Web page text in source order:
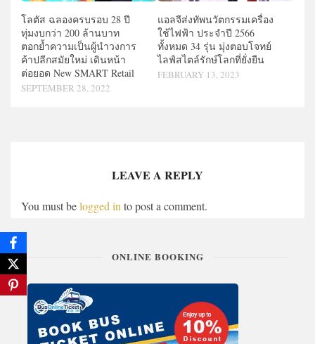
โลตัส ฉลองครบรอบ 28 ปี
ทุ่มงบกว่า 200 ล้านบาท
ตอกย้ำความเป็นผู้นำวงการ
ค้าปลีกสมัยใหม่ เดินหน้า
ต่อยอด New SMART Retail
SEPTEMBER 28, 2022
แอลจีส่งทัพนวัตกรรมเครื่อง
ใช้ไฟฟ้า ประจำปี 2566
ทั้งหมด 34 รุ่น มุ่งตอบโจทย์
ไลฟ์สไตล์รักษ์โลกที่ยั่งยืน
FEBRUARY 13, 2023
LEAVE A REPLY
You must belogged in to post a comment.
ONLINE BOOKING